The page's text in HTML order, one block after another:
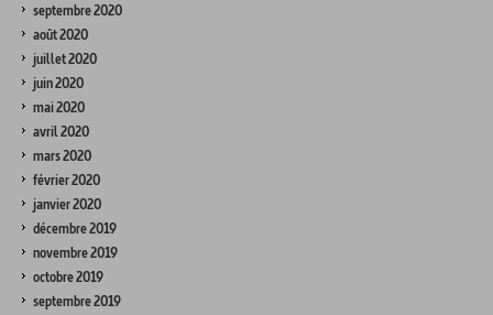
septembre 2020
août 2020
juillet 2020
juin 2020
mai 2020
avril 2020
mars 2020
février 2020
janvier 2020
décembre 2019
novembre 2019
octobre 2019
septembre 2019